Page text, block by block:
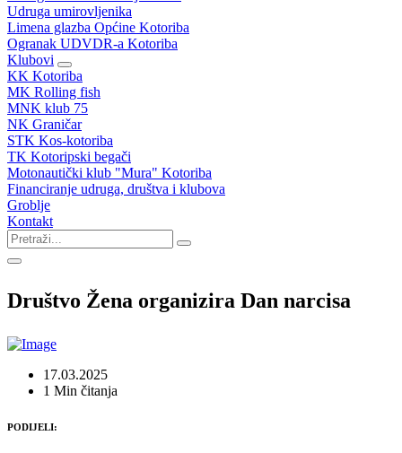
Udruga umirovljenika
Limena glazba Općine Kotoriba
Ogranak UDVDR-a Kotoriba
Klubovi
KK Kotoriba
MK Rolling fish
MNK klub 75
NK Graničar
STK Kos-kotoriba
TK Kotoripski begači
Motonautički klub "Mura" Kotoriba
Financiranje udruga, društva i klubova
Groblje
Kontakt
Društvo Žena organizira Dan narcisa
17.03.2025
1 Min čitanja
PODIJELI: